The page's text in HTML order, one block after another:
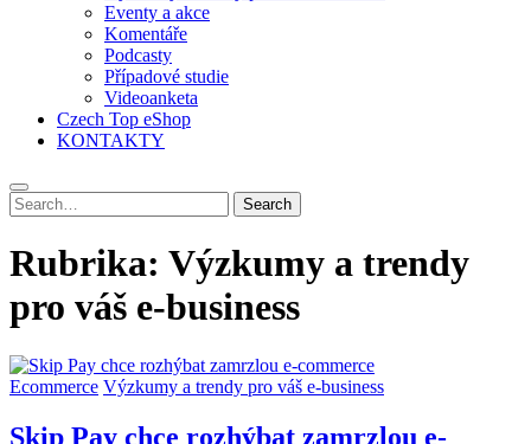
Eventy a akce
Komentáře
Podcasty
Případové studie
Videoanketa
Czech Top eShop
KONTAKTY
Search
for:
Search
Rubrika: Výzkumy a trendy
pro váš e-business
Ecommerce Výzkumy a trendy pro váš e-business
Skip Pay chce rozhýbat zamrzlou e-